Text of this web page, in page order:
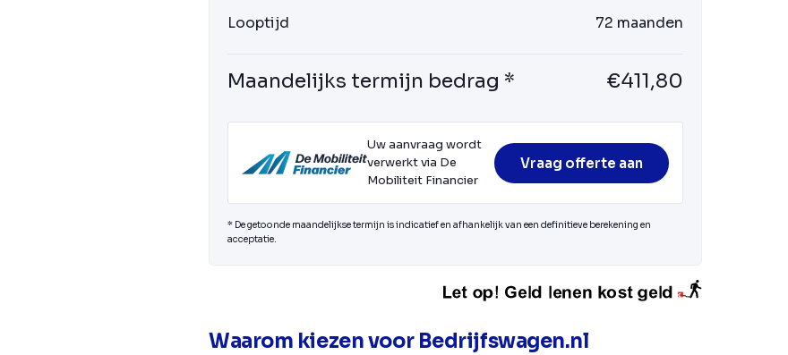
Looptijd 72 maanden
Maandelijks termijn bedrag * €411,80
Uw aanvraag wordt
verwerkt via De
Mobiliteit Financier
Vraag offerte aan
* De getoonde maandelijkse termijn is indicatief en afhankelijk van een definitieve berekening en
acceptatie.
Waarom kiezen voor Bedrijfswagen.nl